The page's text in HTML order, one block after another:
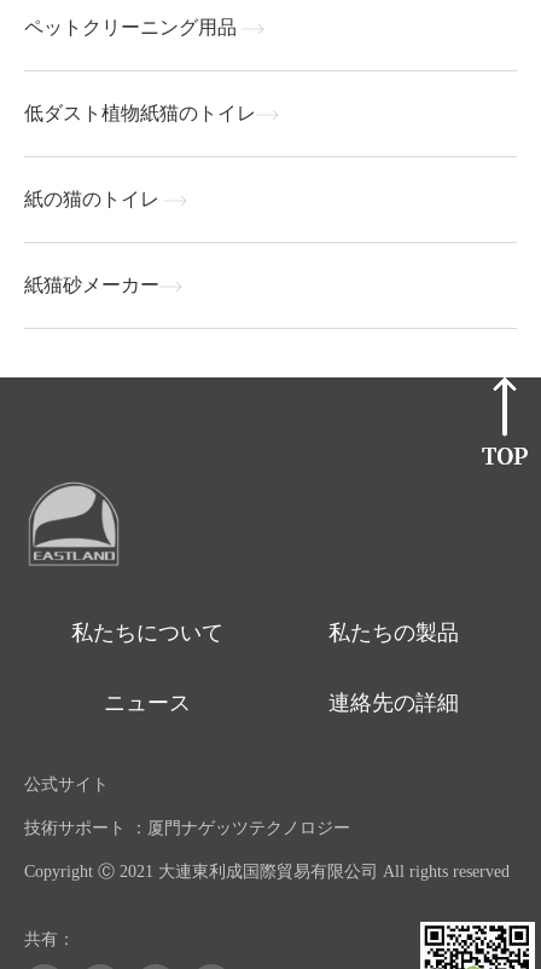
ペットクリーニング用品
低ダスト植物紙猫のトイレ
紙の猫のトイレ
紙猫砂メーカー
私たちについて 私たちの製品
ニュース 連絡先の詳細
公式サイト
技術サポート ：厦門ナゲッツテクノロジー
Copyright Ⓒ 2021 大連東利成国際貿易有限公司 All rights reserved
共有：